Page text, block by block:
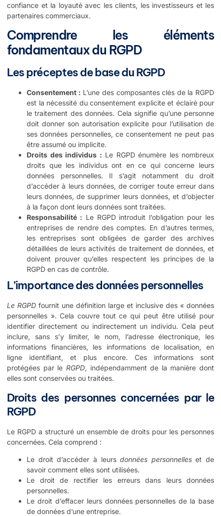
confiance et la loyauté avec les clients, les investisseurs et les
partenaires commerciaux.
Comprendre les éléments
fondamentaux du RGPD
Les préceptes de base du RGPD
Consentement : L’une des composantes clés de la RGPD
est la nécessité du consentement explicite et éclairé pour
le traitement des données. Cela signifie qu’une personne
doit donner son autorisation explicite pour l’utilisation de
ses données personnelles, ce consentement ne peut pas
être assumé ou implicite.
Droits des individus : Le RGPD énumère les nombreux
droits que les individus ont en ce qui concerne leurs
données personnelles. Il s’agit notamment du droit
d’accéder à leurs données, de corriger toute erreur dans
leurs données, de supprimer leurs données, et d’objecter
à la façon dont leurs données sont traitées.
Responsabilité : Le RGPD introduit l’obligation pour les
entreprises de rendre des comptes. En d’autres termes,
les entreprises sont obligées de garder des archives
détaillées de leurs activités de traitement de données, et
doivent prouver qu’elles respectent les principes de la
RGPD en cas de contrôle.
L’importance des données personnelles
Le RGPD fournit une définition large et inclusive des « données
personnelles ». Cela couvre tout ce qui peut être utilisé pour
identifier directement ou indirectement un individu. Cela peut
inclure, sans s’y limiter, le nom, l’adresse électronique, les
informations financières, les informations de localisation, en
ligne identifiant, et plus encore. Ces informations sont
protégées par le RGPD, indépendamment de la manière dont
elles sont conservées ou traitées.
Droits des personnes concernées par le
RGPD
Le RGPD a structuré un ensemble de droits pour les personnes
concernées. Cela comprend :
Le droit d’accéder à leursdonnées personnelleset de
savoir comment elles sont utilisées.
Le droit de rectifier les erreurs dans leurs données
personnelles.
Le droit d’effacer leurs données personnelles de la base
de données d’une entreprise.